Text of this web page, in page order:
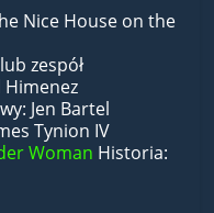
Nice House on the
zespół
Jen Bartel
Tynion IV
Woman Historia: